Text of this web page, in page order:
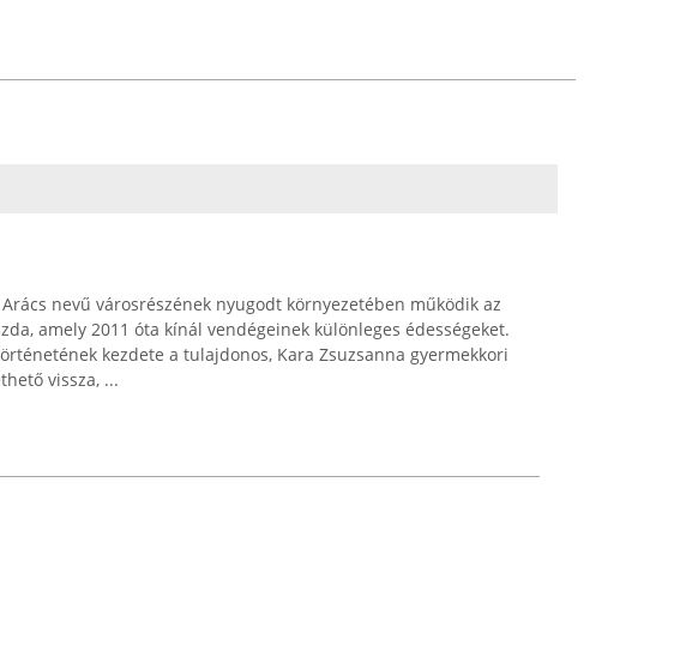
nevű városrészének nyugodt környezetében működik az
amely 2011 óta kínál vendégeinek különleges édességeket.
kezdete a tulajdonos, Kara Zsuzsanna gyermekkori
vissza, ...